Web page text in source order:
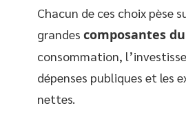
Chacun de ces choix pèse
grandes composantes
consommation,
dépenses publiques et les
nettes.